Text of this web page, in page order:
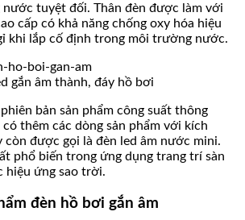
nước tuyệt đối. Thân đèn được làm với
cấp có khả năng chống oxy hóa hiệu
khi lắp cố định trong môi trường nước.
gắn âm thành, đáy hồ bơi
bản sản phẩm công suất thông
thêm các dòng sản phẩm với kích
được gọi là đèn led âm nước mini.
phổ biến trong ứng dụng trang trí sàn
hiệu ứng sao trời.
đèn hồ bơi gắn âm